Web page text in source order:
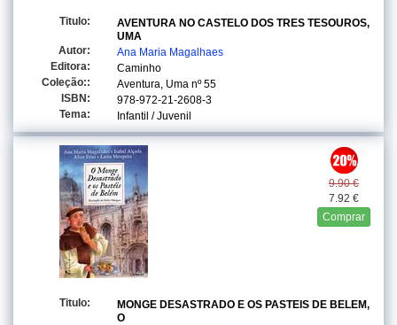
Titulo:
AVENTURA NO CASTELO DOS TRES TESOUROS,
UMA
Autor:
Ana Maria Magalhaes
Editora:
Caminho
Coleção::
Aventura, Uma nº 55
ISBN:
978-972-21-2608-3
Tema:
Infantil / Juvenil
9.90 €
7.92 €
Comprar
Titulo:
MONGE DESASTRADO E OS PASTEIS DE BELEM,
O